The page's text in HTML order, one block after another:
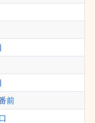
前